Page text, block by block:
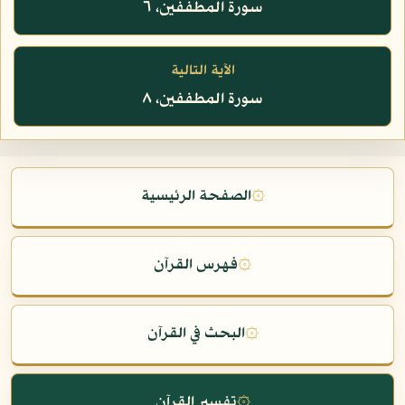
سورة المطففين، ٦
الآية التالية
سورة المطففين، ٨
۞الصفحة الرئيسية
۞فهرس القرآن
۞البحث في القرآن